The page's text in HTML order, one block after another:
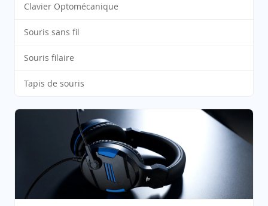
Clavier Optomécanique
Souris sans fil
Souris filaire
Tapis de souris